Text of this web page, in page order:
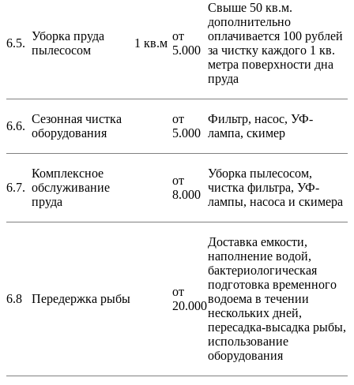
6.5.
Уборка пруда
пылесосом
1 кв.м
от
5.000
Свыше 50 кв.м.
дополнительно
оплачивается 100 рублей
за чистку каждого 1 кв.
метра поверхности дна
пруда
6.6.
Сезонная чистка
оборудования
от
5.000
Фильтр, насос, УФ-
лампа, скимер
6.7.
Комплексное
обслуживание
пруда
от
8.000
Уборка пылесосом,
чистка фильтра, УФ-
лампы, насоса и скимера
6.8 Передержка рыбы
от
20.000
Доставка емкости,
наполнение водой,
бактериологическая
подготовка временного
водоема в течении
нескольких дней,
пересадка-высадка рыбы,
использование
оборудования